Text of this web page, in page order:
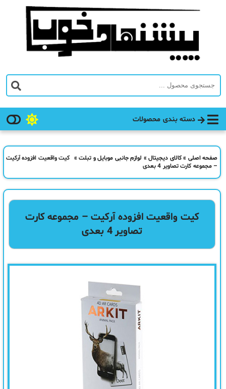
دسته بندی محصولات
صفحه اصلی »کالای دیجیتال » لوازم جانبی موبایل و تبلت » کیت واقعیت افزوده آرکیت
– مجموعه کارت تصاویر 4 بعدی
کیت واقعیت افزوده آرکیت – مجموعه کارت
تصاویر 4 بعدی